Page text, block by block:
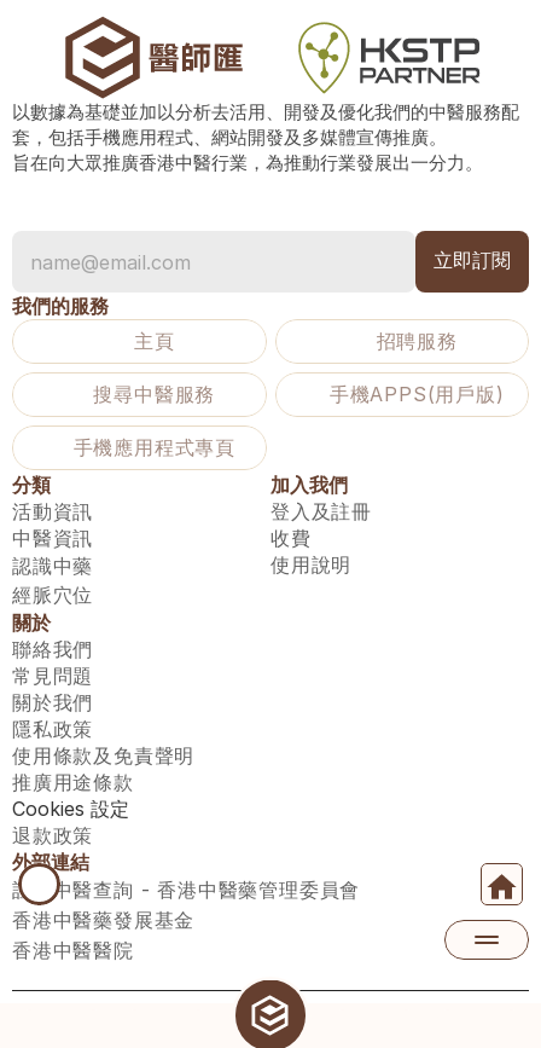
以數據為基礎並加以分析去活用、開發及優化我們的中醫服務配
套，包括手機應用程式、網站開發及多媒體宣傳推廣。
旨在向大眾推廣香港中醫行業，為推動行業發展出一分力。
我們的服務
主頁
招聘服務
搜尋中醫服務 手機APPS(用戶版)
手機應用程式專頁
分類
活動資訊
中醫資訊
認識中藥
經脈穴位
加入我們
登入及註冊
收費
使用說明
關於
聯絡我們
常見問題
關於我們
隱私政策
使用條款及免責聲明
推廣用途條款
Cookies 設定
退款政策
外部連結
註冊中醫查詢 - 香港中醫藥管理委員會
香港中醫藥發展基金
香港中醫醫院
醫師匯有限公司 ECWAY LIMITED Copyright 2026© All rights